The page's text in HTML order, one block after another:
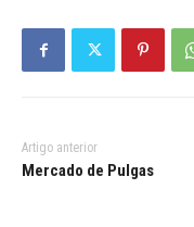
Artigo anterior
Mercado de Pulgas